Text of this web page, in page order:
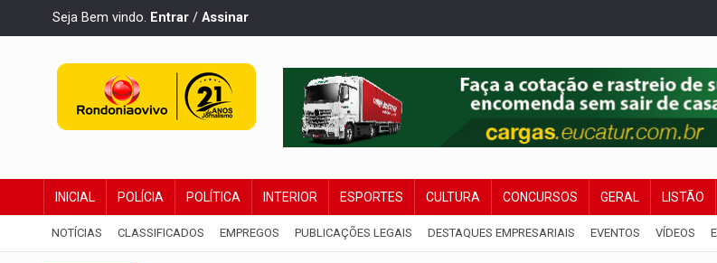
Seja Bem vindo. Entrar / Assinar
INICIAL POLÍCIA POLÍTICA INTERIOR ESPORTES CULTURA CONCURSOS GERAL LISTÃO
NOTÍCIAS CLASSIFICADOS EMPREGOS PUBLICAÇÕES LEGAIS DESTAQUES EMPRESARIAIS EVENTOS VÍDEOS